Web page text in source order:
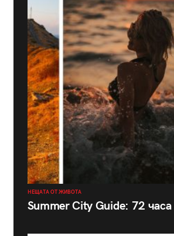
НЕЩАТА ОТ ЖИВОТА
Summer City Guide: 72